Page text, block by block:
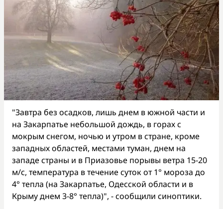
"Завтра без осадков, лишь днем в южной части и
на Закарпатье небольшой дождь, в горах с
мокрым снегом, ночью и утром в стране, кроме
западных областей, местами туман, днем на
западе страны и в Приазовье порывы ветра 15-20
м/с, температура в течение суток от 1° мороза до
4° тепла (на Закарпатье, Одесской области и в
Крыму днем 3-8° тепла)", - сообщили синоптики.